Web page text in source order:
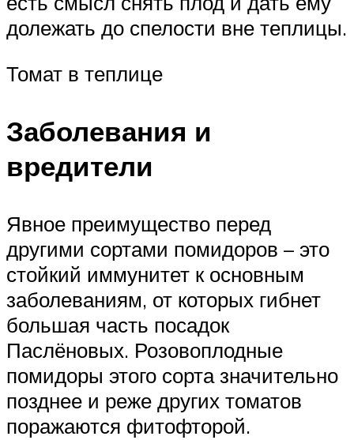
долежать до спелости вне теплицы.
Томат в теплице
Заболевания и
вредители
Явное преимущество перед
другими сортами помидоров – это
стойкий иммунитет к основным
заболеваниям, от которых гибнет
большая часть посадок
Паслёновых. Розовоплодные
помидоры этого сорта значительно
позднее и реже других томатов
поражаются фитофторой.